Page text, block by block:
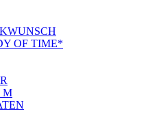
OF TIME*
M